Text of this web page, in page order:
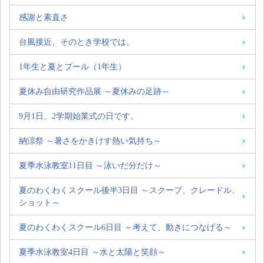
感謝と素直さ
台風接近、そのとき学校では。
1年生と夏とプール（1年生）
夏休み自由研究作品展 ～夏休みの足跡～
9月1日、2学期始業式の日です。
納涼祭 ～暑さをかきけす熱い気持ち～
夏季水泳教室11日目 ～泳いだ分だけ～
夏のわくわくスクール後半3日目 ～スクープ、クレードル、
ショット～
夏のわくわくスクール6日目 ～考えて、動きにつなげる～
夏季水泳教室4日目 ～水と太陽と笑顔～